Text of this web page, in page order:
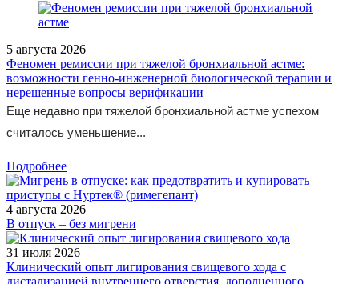
5 августа 2026
Феномен ремиссии при тяжелой бронхиальной астме:
возможности генно-инженерной биологической терапии и
нерешенные вопросы верификации
Еще недавно при тяжелой бронхиальной астме успехом
считалось уменьшение...
Подробнее
4 августа 2026
В отпуск – без мигрени
31 июля 2026
Клинический опыт лигирования свищевого хода с